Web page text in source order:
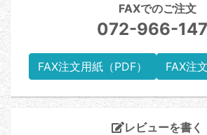
FAXでのご注文
072-966-
FAX注文用紙（PDF） FAX注
レビューを書く